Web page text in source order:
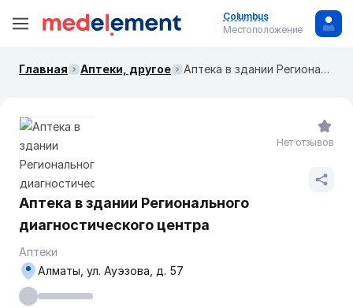
Columbus
Местоположение
Главная Аптеки, другое Аптека в здании Регионального диагностического центра
Аптека в здании Регионального
диагностического центра
Аптеки
Алматы, ул. Ауэзова, д. 57
Нет отзывов